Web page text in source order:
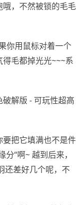
，不然被锁的毛毛
你用鼠标对着一个
毛都掉光光~~~系
把它填满也不是件
“啊~ 越到后来，
还差好几个呢，不